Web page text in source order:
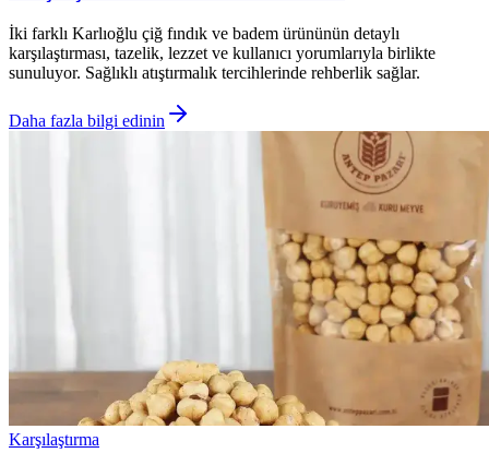
İki farklı Karlıoğlu çiğ fındık ve badem ürününün detaylı
karşılaştırması, tazelik, lezzet ve kullanıcı yorumlarıyla birlikte
sunuluyor. Sağlıklı atıştırmalık tercihlerinde rehberlik sağlar.
Daha fazla bilgi edinin
Karşılaştırma